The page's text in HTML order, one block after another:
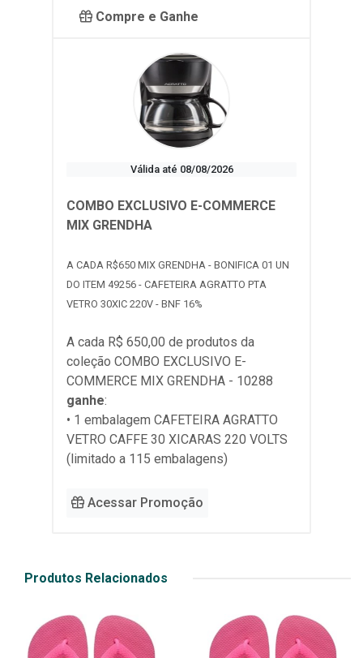
Compre e Ganhe
Válida até 08/08/2026
COMBO EXCLUSIVO E-COMMERCE
MIX GRENDHA
A CADA R$650 MIX GRENDHA - BONIFICA 01 UN
DO ITEM 49256 - CAFETEIRA AGRATTO PTA
VETRO 30XIC 220V - BNF 16%
A cada R$ 650,00 de produtos da
coleção COMBO EXCLUSIVO E-
COMMERCE MIX GRENDHA - 10288
ganhe:
• 1 embalagem CAFETEIRA AGRATTO
VETRO CAFFE 30 XICARAS 220 VOLTS
(limitado a 115 embalagens)
Acessar Promoção
Produtos Relacionados